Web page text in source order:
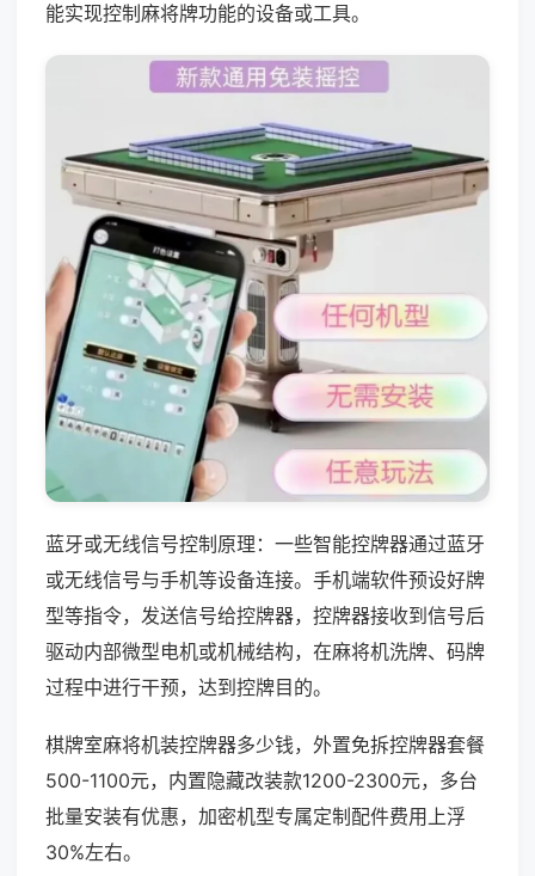
能实现控制麻将牌功能的设备或工具。
蓝牙或无线信号控制原理：一些智能控牌器通过蓝牙
或无线信号与手机等设备连接。手机端软件预设好牌
型等指令，发送信号给控牌器，控牌器接收到信号后
驱动内部微型电机或机械结构，在麻将机洗牌、码牌
过程中进行干预，达到控牌目的。
棋牌室麻将机装控牌器多少钱，外置免拆控牌器套餐
500-1100元，内置隐藏改装款1200-2300元，多台
批量安装有优惠，加密机型专属定制配件费用上浮
30%左右。